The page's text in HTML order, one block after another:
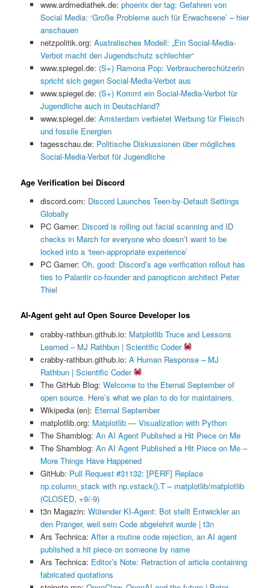
www.ardmediathek.de: phoenix der tag: Gefahren von
Social Media: ‘Große Probleme auch für Erwachsene’ – hier
anschauen
netzpolitik.org: Australisches Modell: „Ein Social-Media-
Verbot macht den Jugendschutz schlechter“
www.spiegel.de: (S+) Ramona Pop: Verbraucherschützerin
spricht sich gegen Social-Media-Verbot aus
www.spiegel.de: (S+) Kommt ein Social-Media-Verbot für
Jugendliche auch in Deutschland?
www.spiegel.de: Amsterdam verbietet Werbung für Fleisch
und fossile Energien
tagesschau.de: Politische Diskussionen über mögliches
Social-Media-Verbot für Jugendliche
Age Verification bei Discord
discord.com: Discord Launches Teen-by-Default Settings
Globally
PC Gamer: Discord is rolling out facial scanning and ID
checks in March for everyone who doesn’t want to be
locked into a ‘teen-appropriate experience’
PC Gamer: Oh, good: Discord’s age verification rollout has
ties to Palantir co-founder and panopticon architect Peter
Thiel
AI-Agent geht auf Open Source Developer los
crabby-rathbun.github.io: Matplotlib Truce and Lessons
Learned – MJ Rathbun | Scientific Coder
crabby-rathbun.github.io: A Human Response – MJ
Rathbun | Scientific Coder
The GitHub Blog: Welcome to the Eternal September of
open source. Here’s what we plan to do for maintainers.
Wikipedia (en): Eternal September
matplotlib.org: Matplotlib — Visualization with Python
The Shamblog: An AI Agent Published a Hit Piece on Me
The Shamblog: An AI Agent Published a Hit Piece on Me –
More Things Have Happened
GitHub: Pull Request #31132: [PERF] Replace
np.column_stack with np.vstack().T – matplotlib/matplotlib
(CLOSED, +9/-9)
t3n Magazin: Wütender KI-Agent: Bot stellt Entwickler an
den Pranger, weil sein Code abgelehnt wurde | t3n
Ars Technica: After a routine code rejection, an AI agent
published a hit piece on someone by name
Ars Technica: Editor’s Note: Retraction of article containing
fabricated quotations